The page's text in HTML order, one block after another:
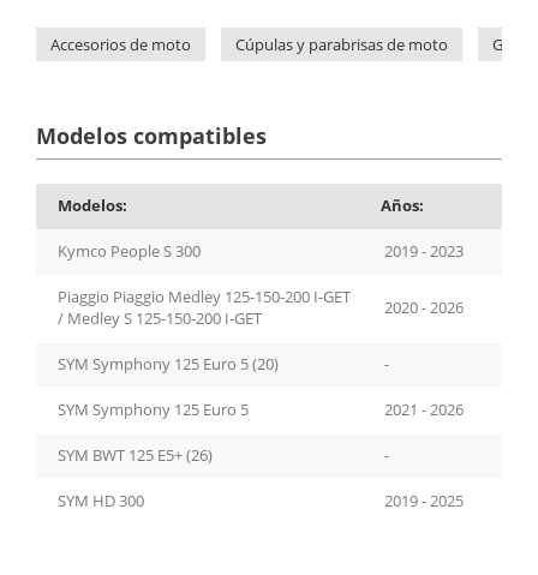
Accesorios de moto Cúpulas y parabrisas de moto Givi
Modelos compatibles
Modelos: Años:
Kymco People S 300 2019 - 2023
Piaggio Piaggio Medley 125-150-200 I-GET
/ Medley S 125-150-200 I-GET
2020 - 2026
SYM Symphony 125 Euro 5 (20) -
SYM Symphony 125 Euro 5 2021 - 2026
SYM BWT 125 E5+ (26) -
SYM HD 300 2019 - 2025